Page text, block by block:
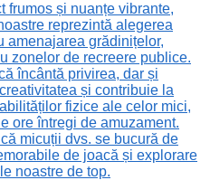
frumos și nuanțe vibrante,
reprezintă alegerea
amenajarea grădinițelor,
zonelor de recreere publice.
încântă privirea, dar și
și contribuie la
fizice ale celor mici,
ore întregi de amuzament.
micuții dvs. se bucură de
de joacă și explorare
noastre de top.